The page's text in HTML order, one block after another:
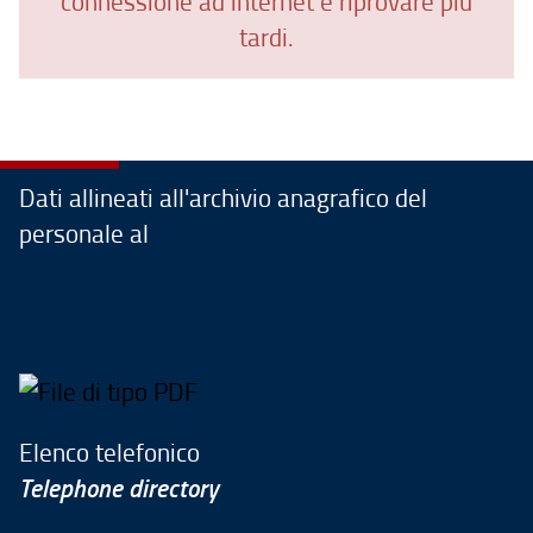
tardi.
Dati allineati all'archivio anagrafico del
personale al
Elenco telefonico
Telephone directory